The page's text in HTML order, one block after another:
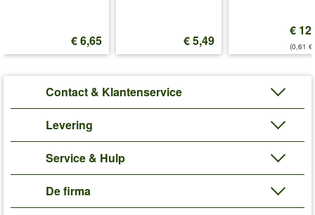
€ 6,65 € 5,49
€
(0,61
Contact & Klantenservice
Levering
Service & Hulp
De firma